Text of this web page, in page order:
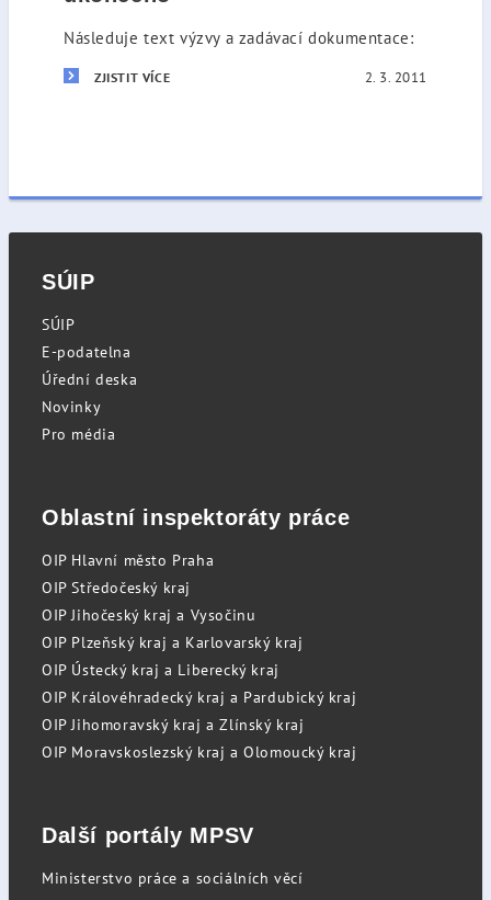
Následuje text výzvy a zadávací dokumentace:
ZJISTIT VÍCE 2. 3. 2011
SÚIP
SÚIP
E-podatelna
Úřední deska
Novinky
Pro média
Oblastní inspektoráty práce
OIP Hlavní město Praha
OIP Středočeský kraj
OIP Jihočeský kraj a Vysočinu
OIP Plzeňský kraj a Karlovarský kraj
OIP Ústecký kraj a Liberecký kraj
OIP Královéhradecký kraj a Pardubický kraj
OIP Jihomoravský kraj a Zlínský kraj
OIP Moravskoslezský kraj a Olomoucký kraj
Další portály MPSV
Ministerstvo práce a sociálních věcí